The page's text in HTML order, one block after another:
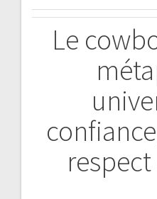
Le